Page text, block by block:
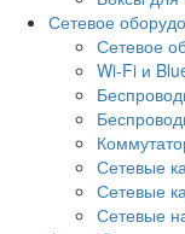
Сетевое
Сетевое
Wi-Fi и
Сетевые
Сетевые
Сетевые